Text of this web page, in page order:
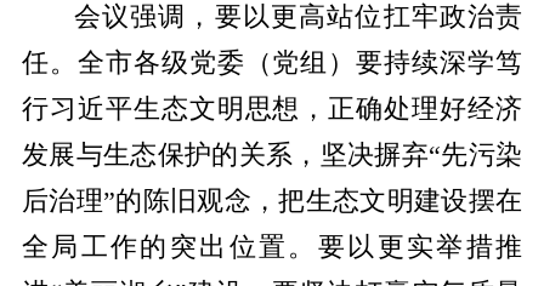
会议强调，要以更高站位扛牢政治责
任。全市各级党委（党组）要持续深学笃
行习近平生态文明思想，正确处理好经济
发展与生态保护的关系，坚决摒弃“先污染
后治理”的陈旧观念，把生态文明建设摆在
全局工作的突出位置。要以更实举措推